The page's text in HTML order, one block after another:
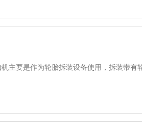
主要是作为轮胎拆装设备使用，拆装带有